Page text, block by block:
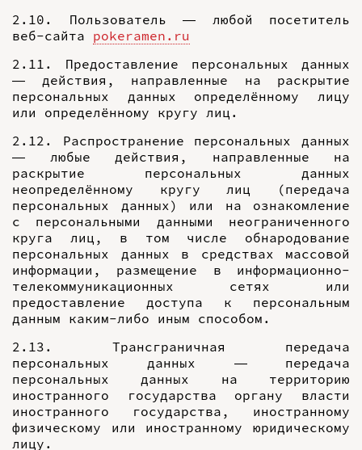
2.10. Пользователь — любой посетитель
веб-сайта pokeramen.ru
2.11. Предоставление персональных данных
— действия, направленные на раскрытие
персональных данных определённому лицу
или определённому кругу лиц.
2.12. Распространение персональных данных
— любые действия, направленные на
раскрытие персональных данных
неопределённому кругу лиц (передача
персональных данных) или на ознакомление
с персональными данными неограниченного
круга лиц, в том числе обнародование
персональных данных в средствах массовой
информации, размещение в информационно-
телекоммуникационных сетях или
предоставление доступа к персональным
данным каким-либо иным способом.
2.13. Трансграничная передача
персональных данных — передача
персональных данных на территорию
иностранного государства органу власти
иностранного государства, иностранному
физическому или иностранному юридическому
лицу.